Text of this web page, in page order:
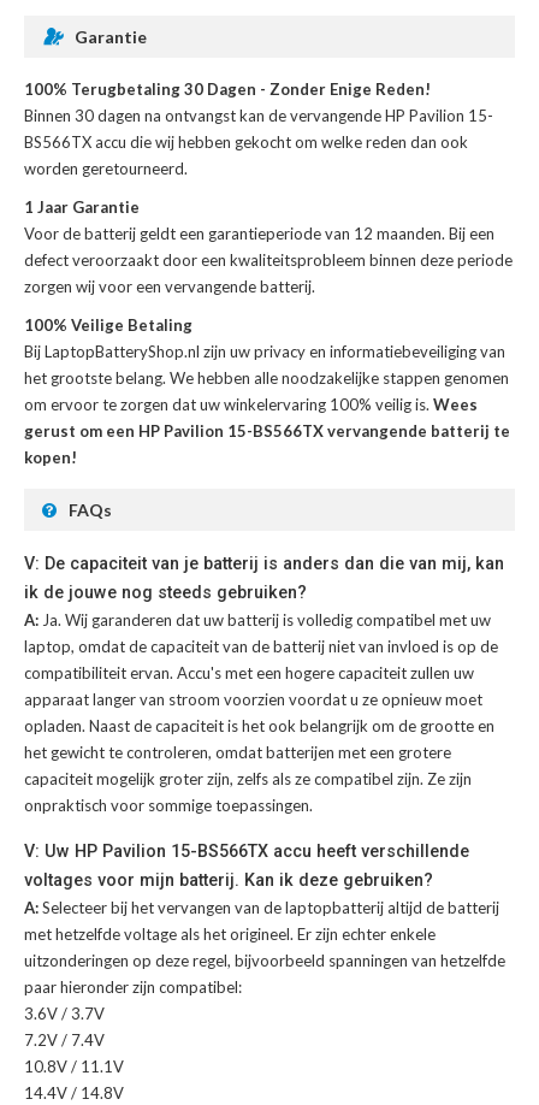
Garantie
100% Terugbetaling 30 Dagen - Zonder Enige Reden!
Binnen 30 dagen na ontvangst kan devervangende HP Pavilion 15-
BS566TX accu die wij hebben gekocht om welke reden dan ook
worden geretourneerd.
1 Jaar Garantie
Voor debatterij geldt een garantieperiode van 12 maanden. Bij een
defect veroorzaakt door een kwaliteitsprobleem binnen deze periode
zorgen wij voor een vervangende batterij.
100% Veilige Betaling
Bij LaptopBatteryShop.nl zijn uw privacy en informatiebeveiliging van
het grootste belang. We hebben alle noodzakelijke stappen genomen
om ervoor te zorgen dat uw winkelervaring 100% veilig is. Wees
gerust om een HP Pavilion 15-BS566TX vervangende batterij te
kopen!
FAQs
V: De capaciteit van je batterij is anders dan die van mij, kan
ik de jouwe nog steeds gebruiken?
A: Ja. Wij garanderen dat uw batterij is volledig compatibel met uw
laptop, omdat de capaciteit van de batterij niet van invloed is op de
compatibiliteit ervan. Accu's met een hogere capaciteit zullen uw
apparaat langer van stroom voorzien voordat u ze opnieuw moet
opladen. Naast de capaciteit is het ook belangrijk om de grootte en
het gewicht te controleren, omdat batterijen met een grotere
capaciteit mogelijk groter zijn, zelfs als ze compatibel zijn. Ze zijn
onpraktisch voor sommige toepassingen.
V: Uw HP Pavilion 15-BS566TX accu heeft verschillende
voltages voor mijn batterij. Kan ik deze gebruiken?
A:Selecteer bij het vervangen van de laptopbatterij altijd de batterij
met hetzelfde voltage als het origineel. Er zijn echter enkele
uitzonderingen op deze regel, bijvoorbeeld spanningen van hetzelfde
paar hieronder zijn compatibel:
3.6V / 3.7V
7.2V / 7.4V
10.8V / 11.1V
14.4V / 14.8V